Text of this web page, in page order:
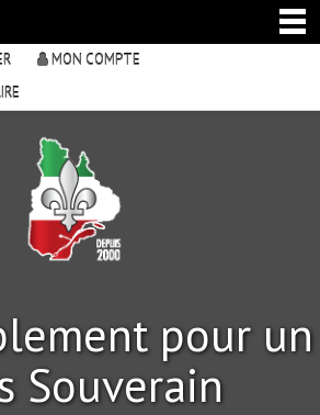
MON COMPTE
pour un
Souverain